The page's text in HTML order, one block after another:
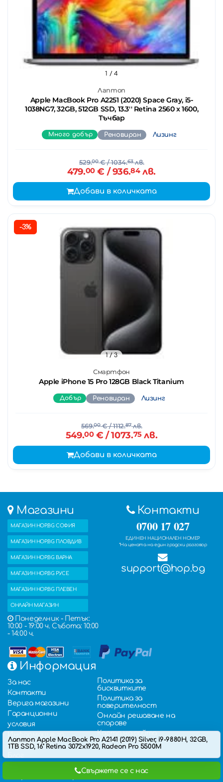
Лаптоп
Apple MacBook Pro A2251 (2020) Space Gray, i5-
1038NG7, 32GB, 512GB SSD, 13.3'' Retina 2560 x 1600,
Тъчбар
1 / 4
Много добър Реновиран Лизинг
529.00€/ 1034.63лв.
479.00€ / 936.84лв.
Добави в количката
-3%
Смартфон
Apple iPhone 15 Pro 128GB Black Titanium
1/ 3
Добър Реновиран Лизинг
569.00€/ 1112.87лв.
549.00€ / 1073.75лв.
Добави в количката
Лаптоп Apple MacBook Pro A2141 (2019) Silver, i9-9880H, 32GB,
1TB SSD, 16'' Retina 3072x1920, Radeon Pro 5500M
Магазини
МАГАЗИН HOP.BG СОФИЯ
МАГАЗИН HOP.BG ПЛОВДИВ
МАГАЗИН HOP.BG ВАРНА
МАГАЗИН HOP.BG РУСЕ
МАГАЗИН HOP.BG ПЛЕВЕН
ОНЛАЙН МАГАЗИН
Понеделник - Петък:
10:00 - 19:00 ч. Събота: 10:00
- 14:00 ч.
Контакти
0700 17 027
ЕДИНЕН НАЦИОНАЛЕН НОМЕР
*На цената на един градски разговор
support@hop.bg
Информация
За нас
Контакти
Верига магазини
Гаранционни
условия
доставка
Въпроси и отговори
Политика за
бисквитките
Политика за
поверителност
Онлайн решаване на
спорове
Карта на сайта
Свържете се с нас